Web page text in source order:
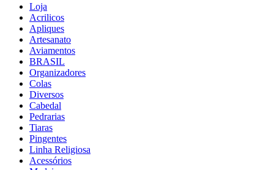
Loja
Acrilicos
Apliques
Artesanato
Aviamentos
BRASIL
Organizadores
Colas
Diversos
Cabedal
Pedrarias
Tiaras
Pingentes
Linha Religiosa
Acessórios